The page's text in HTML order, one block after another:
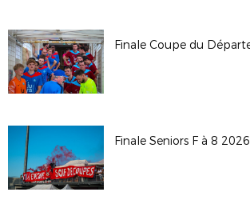
Finale Seniors F à 8 2026